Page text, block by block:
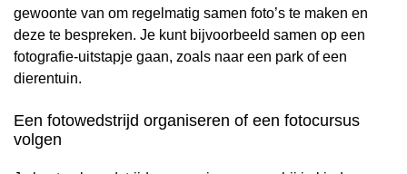
gewoonte van om regelmatig samen foto’s te maken en
deze te bespreken. Je kunt bijvoorbeeld samen op een
fotografie-uitstapje gaan, zoals naar een park of een
dierentuin.
Een fotowedstrijd organiseren of een fotocursus
volgen